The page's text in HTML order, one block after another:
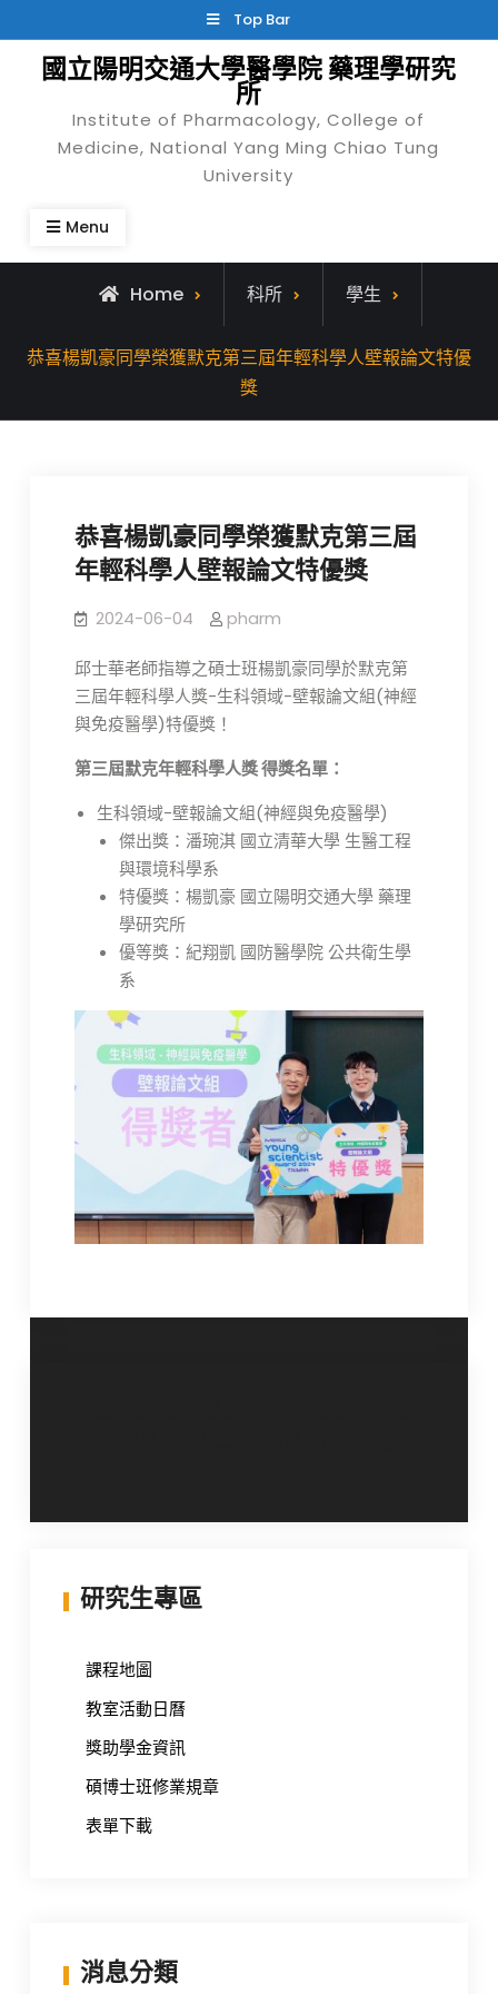
to
content
Top Bar
國立陽明交通大學醫學院 藥理學研究
所
Institute of Pharmacology, College of
Medicine, National Yang Ming Chiao Tung
University
Menu
Home 科所 學生
恭喜楊凱豪同學榮獲默克第三屆年輕科學人壁報論文特優
獎
恭喜楊凱豪同學榮獲默克第三屆
年輕科學人壁報論文特優獎
2024-06-04 pharm
邱士華老師指導之碩士班楊凱豪同學於默克第
三屆年輕科學人獎-生科領域-壁報論文組(神經
與免疫醫學)特優獎！
第三屆默克年輕科學人獎 得獎名單：
生科領域-壁報論文組(神經與免疫醫學)
傑出獎：潘琬淇 國立清華大學 生醫工程
與環境科學系
特優獎：楊凱豪 國立陽明交通大學 藥理
學研究所
優等獎：紀翔凱 國防醫學院 公共衛生學
系
覽
研究生專區
課程地圖
教室活動日曆
獎助學金資訊
碩博士班修業規章
表單下載
消息分類